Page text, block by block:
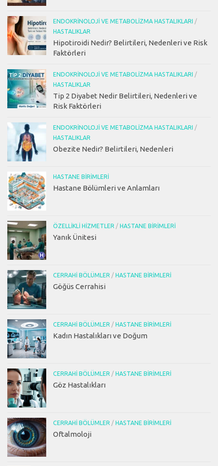
ENDOKRINOLOJI VE METABOLIZMA HASTALIKLARI /
HASTALIKLAR
Hipotiroidi Nedir? Belirtileri, Nedenleri ve Risk
Faktörleri
ENDOKRINOLOJI VE METABOLIZMA HASTALIKLARI /
HASTALIKLAR
Tip 2 Diyabet Nedir Belirtileri, Nedenleri ve
Risk Faktörleri
ENDOKRINOLOJI VE METABOLIZMA HASTALIKLARI /
HASTALIKLAR
Obezite Nedir? Belirtileri, Nedenleri
HASTANE BIRIMLERI
Hastane Bölümleri ve Anlamları
ÖZELLIKLI HIZMETLER / HASTANE BIRIMLERI
Yanık Ünitesi
CERRAHI BÖLÜMLER / HASTANE BIRIMLERI
Göğüs Cerrahisi
CERRAHI BÖLÜMLER / HASTANE BIRIMLERI
Kadın Hastalıkları ve Doğum
CERRAHI BÖLÜMLER / HASTANE BIRIMLERI
Göz Hastalıkları
CERRAHI BÖLÜMLER / HASTANE BIRIMLERI
Oftalmoloji